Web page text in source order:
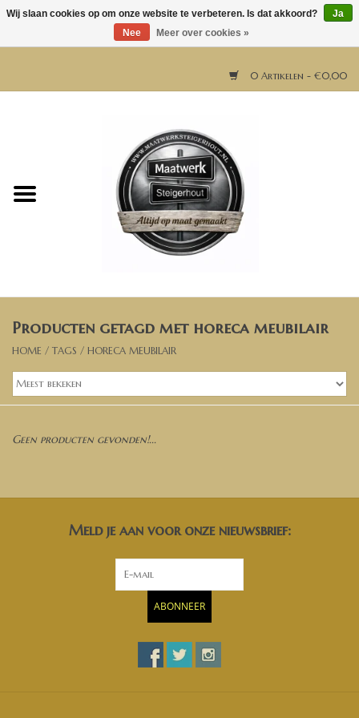
0 Artikelen - €0,00
Horeca meubels
Bartafels
Banken, stoelen &
(Bar)krukken
Hoekbanken
Opbergkisten
Producten getagd met horeca meubilair
HOME / TAGS / HORECA MEUBILAIR
Geen producten gevonden!...
Meld je aan voor onze nieuwsbrief:
ABONNEER
Wij slaan cookies op om onze website te verbeteren. Is dat akkoord?
Ja
Nee
Meer over cookies »